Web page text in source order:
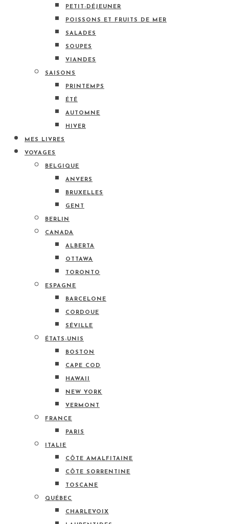
PETIT-DÉJEUNER
POISSONS ET FRUITS DE MER
SALADES
SOUPES
VIANDES
SAISONS
PRINTEMPS
ÉTÉ
AUTOMNE
HIVER
MES LIVRES
VOYAGES
BELGIQUE
ANVERS
BRUXELLES
GENT
BERLIN
CANADA
ALBERTA
OTTAWA
TORONTO
ESPAGNE
BARCELONE
CORDOUE
SÉVILLE
ÉTATS-UNIS
BOSTON
CAPE COD
HAWAII
NEW YORK
VERMONT
FRANCE
PARIS
ITALIE
CÔTE AMALFITAINE
CÔTE SORRENTINE
TOSCANE
QUÉBEC
CHARLEVOIX